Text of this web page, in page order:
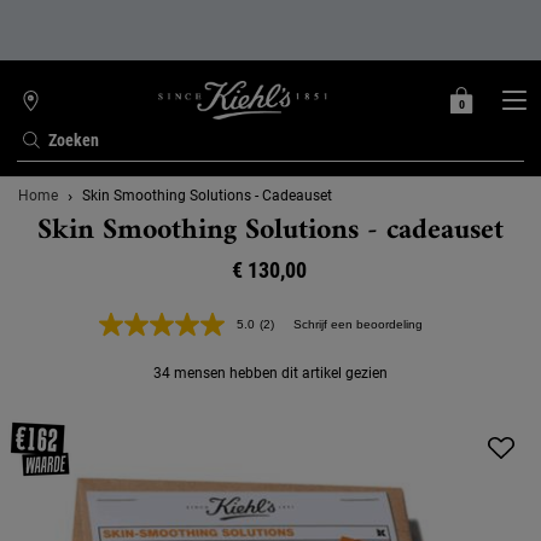
Zoeken
WINKELZOEKER
MIJN
0
0 PRODUCT
Hoofdinhoud
Home Skin Smoothing Solutions - Cadeauset
Skin Smoothing Solutions - cadeauset
€ 130,00
5.0 Lees
beoordelingen.
(2) Schrijf een beoordeling
34 mensen hebben dit artikel gezien